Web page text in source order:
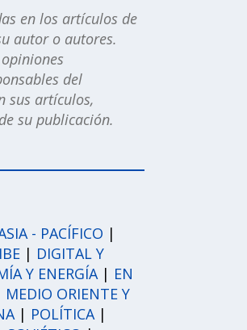
en los artículos de
autor o autores.
del
sus artículos,
su publicación.
- PACÍFICO |
| DIGITAL Y
Y ENERGÍA| EN
MEDIO ORIENTE Y
| POLÍTICA|